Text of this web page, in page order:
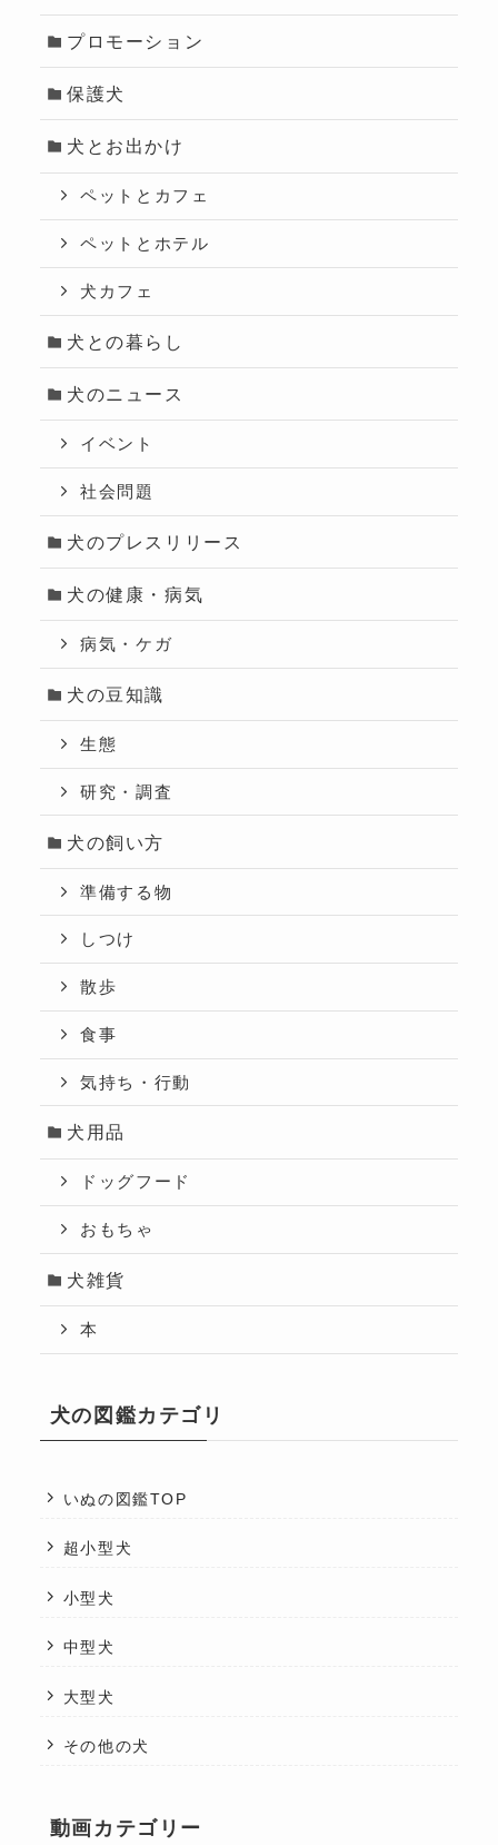
プロモーション
保護犬
犬とお出かけ
ペットとカフェ
ペットとホテル
犬カフェ
犬との暮らし
犬のニュース
イベント
社会問題
犬のプレスリリース
犬の健康・病気
病気・ケガ
犬の豆知識
生態
研究・調査
犬の飼い方
準備する物
しつけ
散歩
食事
気持ち・行動
犬用品
ドッグフード
おもちゃ
犬雑貨
本
犬の図鑑カテゴリ
いぬの図鑑TOP
超小型犬
小型犬
中型犬
大型犬
その他の犬
動画カテゴリー